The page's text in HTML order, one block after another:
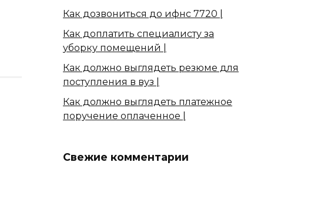
Как дозвониться до ифнс 7720 |
Как доплатить специалисту за
уборку помещений |
Как должно выглядеть резюме для
поступления в вуз |
Как должно выглядеть платежное
поручение оплаченное |
Свежие комментарии